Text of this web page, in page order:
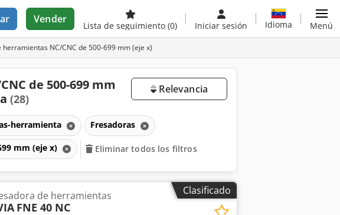
Vender
Lista de seguimiento (0) Iniciar sesión Idioma Menú
NC/CNC de 500-699 mm (eje x)
de 500-699 mm
(28)
Relevancia
herramienta Fresadoras
mm (eje x) Eliminar todos los filtros
Clasificado
de herramientas
FNE 40 NC